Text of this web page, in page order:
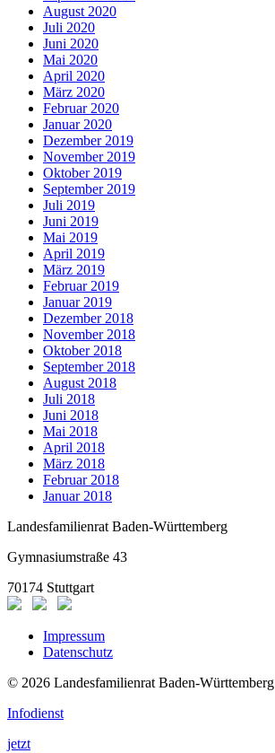
August 2020
Juli 2020
Juni 2020
Mai 2020
April 2020
März 2020
Februar 2020
Januar 2020
Dezember 2019
November 2019
Oktober 2019
September 2019
Juli 2019
Juni 2019
Mai 2019
April 2019
März 2019
Februar 2019
Januar 2019
Dezember 2018
November 2018
Oktober 2018
September 2018
August 2018
Juli 2018
Juni 2018
Mai 2018
April 2018
März 2018
Februar 2018
Januar 2018
Landesfamilienrat Baden-Württemberg
Gymnasiumstraße 43
70174 Stuttgart
Impressum
Datenschutz
© 2026 Landesfamilienrat Baden-Württemberg
Infodienst
jetzt